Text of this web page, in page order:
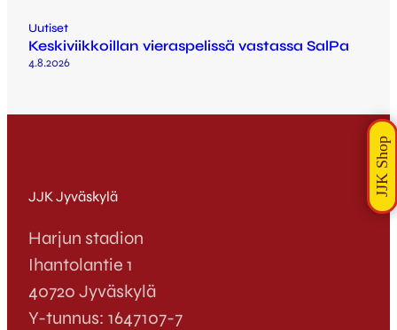
Uutiset
Keskiviikkoillan vieraspelissä vastassa SalPa
4.8.2026
JJK Jyväskylä
Harjun stadion
Ihantolantie 1
40720 Jyväskylä
Y-tunnus: 1647107-7